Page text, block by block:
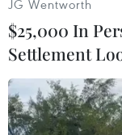
JG Wentworth
$25,000 In
Settlement